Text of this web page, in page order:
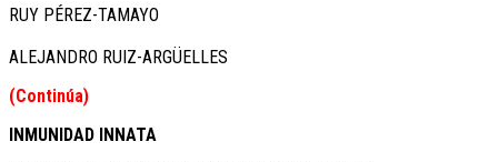
RUY PÉREZ-TAMAYO
ALEJANDRO RUIZ-ARGÜELLES
(Continúa)
INMUNIDAD INNATA